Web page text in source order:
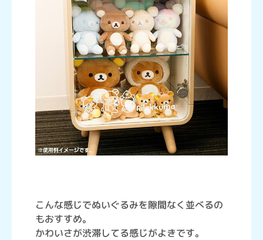
こんな感じでぬいぐるみを隙間なく並べるの
もおすすめ。
かわいさが渋滞してる感じがよきです。